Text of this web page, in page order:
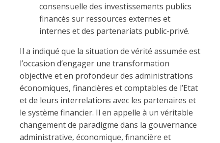
consensuelle des investissements publics
financés sur ressources externes et
internes et des partenariats public-privé.
Il a indiqué que la situation de vérité assumée est
l’occasion d’engager une transformation
objective et en profondeur des administrations
économiques, financières et comptables de l’Etat
et de leurs interrelations avec les partenaires et
le système financier. Il en appelle à un véritable
changement de paradigme dans la gouvernance
administrative, économique, financière et